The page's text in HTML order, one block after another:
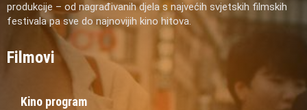
produkcije – od nagrađivanih djela s najvećih svjetskih filmskih
festivala pa sve do najnovijih kino hitova.
Filmovi
Kino program